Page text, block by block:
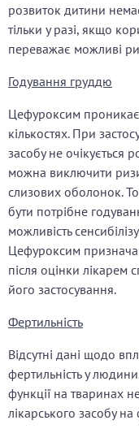
розвиток дитини
тільки у разі, якщо
переважає можливі
Годування груддю
Цефуроксим
кількостях. При
засобу не очікується
можна виключити
слизових оболонок.
бути потрібне
можливість
Цефуроксим
після оцінки лікарем
його застосування.
Фертильність
Відсутні дані щодо
фертильність у
функції на тваринах
лікарського засобу на